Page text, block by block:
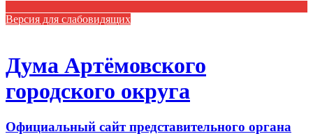
Версия для слабовидящих
Дума Артёмовского
городского округа
Официальный сайт представительного органа